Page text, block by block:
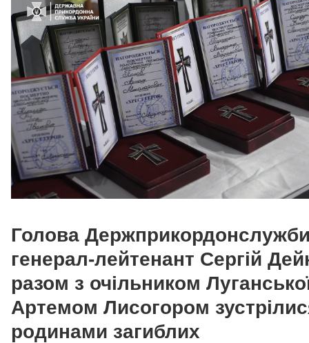
Голова
генерал-лейтенант Сергій
разом з очільником
Артемом Лисогором
родинами загиблих